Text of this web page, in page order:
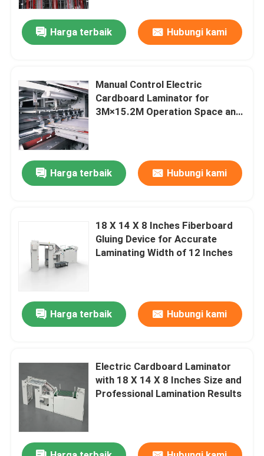
Tentang Kami
Tur Pabrik
Harga terbaik Hubungi kami
Manual Control Electric
Cardboard Laminator for
3M×15.2M Operation Space and
Harga terbaik Hubungi kami
18 X 14 X 8 Inches Fiberboard
Gluing Device for Accurate
Laminating Width of 12 Inches
Harga terbaik Hubungi kami
Electric Cardboard Laminator
with 18 X 14 X 8 Inches Size and
Professional Lamination Results